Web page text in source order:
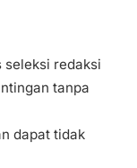
seleksi redaksi
tanpa
dapat tidak